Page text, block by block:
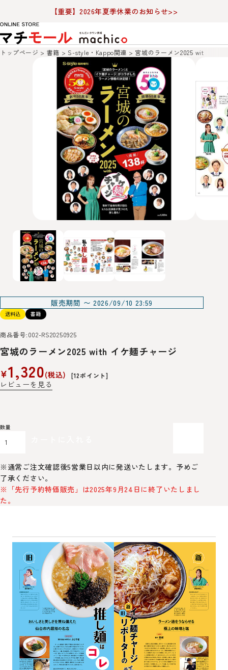
【重要】2026年夏季休業のお知らせ>>
トップページ 書籍 S-style・Kappo関連 宮城のラーメン2025 with イケ
販売期間 〜 2026/09/10 23:59
送料込 書籍
商品番号 002-RS20250925
宮城のラーメン2025 with イケ麺チャージ
¥1,320 税込 [12ポイント]
レビューを見る
※通常ご注文確認後5営業日以内に発送いたします。予めご
了承ください。
※「先行予約特価販売」は2025年9月24日に終了いたしまし
た。